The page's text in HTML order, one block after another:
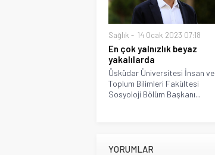
Sağlık 14 Ocak 2023 07:18
En çok yalnızlık beyaz
yakalılarda
Üsküdar Üniversitesi İnsan ve
Toplum Bilimleri Fakültesi
Sosyoloji Bölüm Başkanı...
YORUMLAR